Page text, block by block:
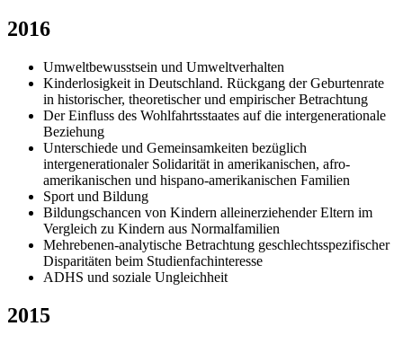
2016
Umweltbewusstsein und Umweltverhalten
Kinderlosigkeit in Deutschland. Rückgang der Geburtenrate
in historischer, theoretischer und empirischer Betrachtung
Der Einfluss des Wohlfahrtsstaates auf die intergenerationale
Beziehung
Unterschiede und Gemeinsamkeiten bezüglich
intergenerationaler Solidarität in amerikanischen, afro-
amerikanischen und hispano-amerikanischen Familien
Sport und Bildung
Bildungschancen von Kindern alleinerziehender Eltern im
Vergleich zu Kindern aus Normalfamilien
Mehrebenen-analytische Betrachtung geschlechtsspezifischer
Disparitäten beim Studienfachinteresse
ADHS und soziale Ungleichheit
2015